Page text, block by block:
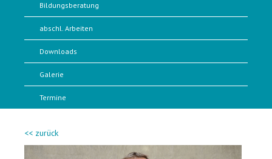
Bildungsberatung
abschl. Arbeiten
Downloads
Galerie
Termine
<< zurück